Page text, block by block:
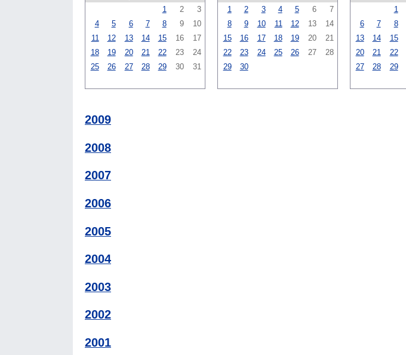
1
2
3
4
5 6 7 8 9
10
11
12 13 14 15 16
17
18
19 20 21 22 23
24
25
26 27 28 29 30 31
1
2 3 4 5 6
7
8
9 10 11 12 13
14
15
16 17 18 19 20
21
22
23 24 25 26 27
28
29
30
1
6
7 8
13
14 15
20
21 22
27
28 29
2009
2008
2007
2006
2005
2004
2003
2002
2001